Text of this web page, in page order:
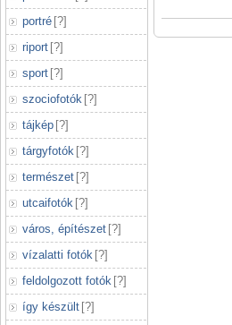
portré [?]
riport [?]
sport [?]
szociofotók [?]
tájkép [?]
tárgyfotók [?]
természet [?]
utcaifotók [?]
város, építészet [?]
vízalatti fotók [?]
feldolgozott fotók [?]
így készült [?]